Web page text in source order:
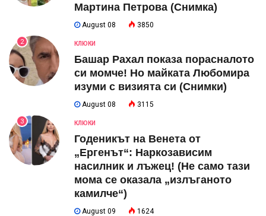
Мартина Петрова (Снимка)
August 08 3850
2 КЛЮКИ
Башар Рахал показа порасналото
си момче! Но майката Любомира
изуми с визията си (Снимки)
August 08 3115
3 КЛЮКИ
Годеникът на Венета от
„Ергенът“: Наркозависим
насилник и лъжец! (Не само тази
мома се оказала „излъганото
камилче“)
August 09 1624